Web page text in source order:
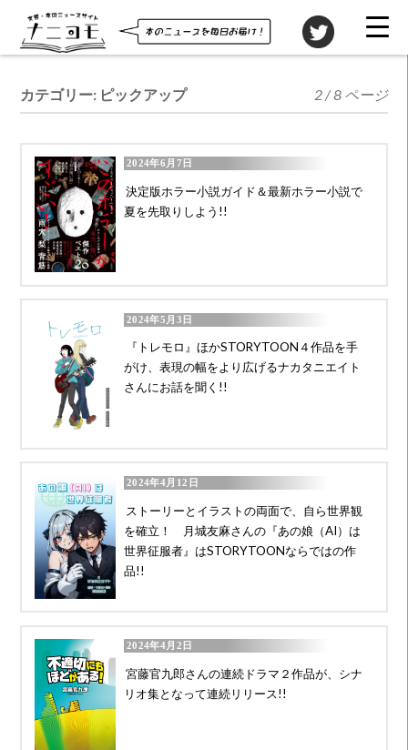
決定版ホラー小説ガイド＆最新ホラー小説で
夏を先取りしよう!!
2024年6月7日
『トレモロ』ほかSTORYTOON４作品を手
がけ、表現の幅をより広げるナカタニエイト
さんにお話を聞く!!
2024年5月3日
ストーリーとイラストの両面で、自ら世界観
を確立！ 月城友麻さんの『あの娘（AI）は
世界征服者』はSTORYTOONならではの作
品!!
2024年4月12日
宮藤官九郎さんの連続ドラマ２作品が、シナ
リオ集となって連続リリース!!
2024年4月2日
カテゴリー: ピックアップ 2 / 8 ページ